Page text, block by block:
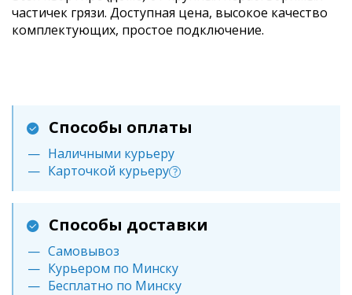
частичек грязи. Доступная цена, высокое качество
комплектующих, простое подключение.
Способы оплаты
Наличными курьеру
Карточкой курьеру ?
Способы доставки
Самовывоз
Курьером по Минску
Бесплатно по Минску